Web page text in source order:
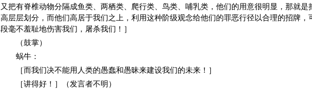
又把有脊椎动物分隔成鱼类、两栖类、爬行类、鸟类、哺乳类，他们的用意很明显，那就是
高层层划分，而他们高居于我们之上，利用这种阶级观念给他们的罪恶行径以合理的招牌，
段毫不羞耻地伤害我们，屠杀我们！］
（鼓掌）
蜗牛：
［而我们决不能用人类的愚蠢和愚昧来建设我们的未来！］
［讲得好！］（发言者不明）